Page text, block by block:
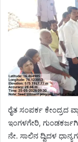
ರೈತ ಸಂಪರ್ಕ ಕೇಂದ್ರದ
ಇಂಗಳಗೇರಿ,
ನೇ. ಸಾಲಿನ ದ್ವಿದಳ